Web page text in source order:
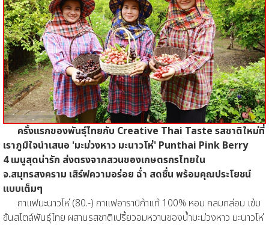
ครั้งแรกของพันธุ์ไทยกับ Creative Thai Taste รสชาติใหม่ที่
เราภูมิใจนำเสนอ 'มะม่วงหาว มะนาวโห่' Punthai Pink Berry
4 เมนูสุดน่ารัก ส่งตรงจากสวนของเกษตรกรไทยใน
จ.สมุทรสงคราม เสิร์ฟความอร่อย ฉ่ำ สดชื่น พร้อมคุณประโยชน์
แบบเต็มๆ
กาแฟมะนาวโห่ (80.-) กาแฟอาราบิก้าแท้ 100% หอม กลมกล่อม เข้ม
ข้นสไตล์พันธุ์ไทย ผสานรสชาติเปรี้ยวอมหวานของน้ำมะม่วงหาว มะนาวโห่